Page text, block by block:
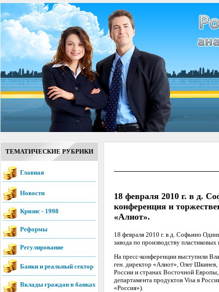
ТЕМАТИЧЕСКИЕ РУБРИКИ
Главная
Новости
Кризис - 1998
Реформы
Регулирование
Банки и реальный сектор
Вклады граждан в банках
18 февраля 2010 г. в д.
конференция и
«Алиот».
18 февраля 2010 г. в д. Софьино
завода по производству
На пресс-конференции выступили
ген. директор «Алиот», Олег
России и странах Восточной
департамента продуктов Visa в
«Россия»).